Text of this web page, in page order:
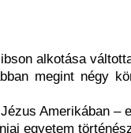
alkotása
megint négy
Amerikában –
egyetem